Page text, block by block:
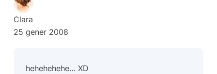
Clara
25 gener 2008
hehehehehe… XD